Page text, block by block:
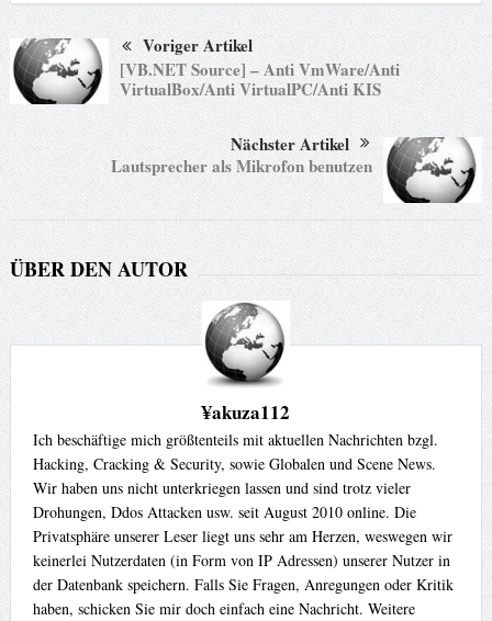
Voriger Artikel
[VB.NET Source] – Anti VmWare/Anti
VirtualBox/Anti VirtualPC/Anti KIS
Nächster Artikel
Lautsprecher als Mikrofon benutzen
ÜBER DEN AUTOR
¥akuza112
Ich beschäftige mich größtenteils mit aktuellen Nachrichten bzgl.
Hacking, Cracking & Security, sowie Globalen und Scene News.
Wir haben uns nicht unterkriegen lassen und sind trotz vieler
Drohungen, Ddos Attacken usw. seit August 2010 online. Die
Privatsphäre unserer Leser liegt uns sehr am Herzen, weswegen wir
keinerlei Nutzerdaten (in Form von IP Adressen) unserer Nutzer in
der Datenbank speichern. Falls Sie Fragen, Anregungen oder Kritik
haben, schicken Sie mir doch einfach eine Nachricht. Weitere